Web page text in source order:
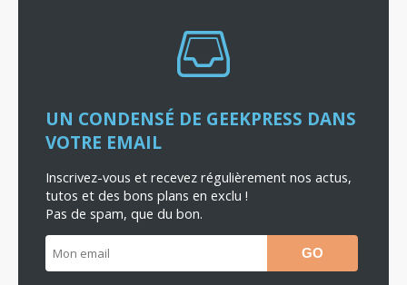
UN CONDENSÉ DE GEEKPRESS DANS
VOTRE EMAIL
Inscrivez-vous et recevez régulièrement nos actus,
tutos et des bons plans en exclu !
Pas de spam, que du bon.